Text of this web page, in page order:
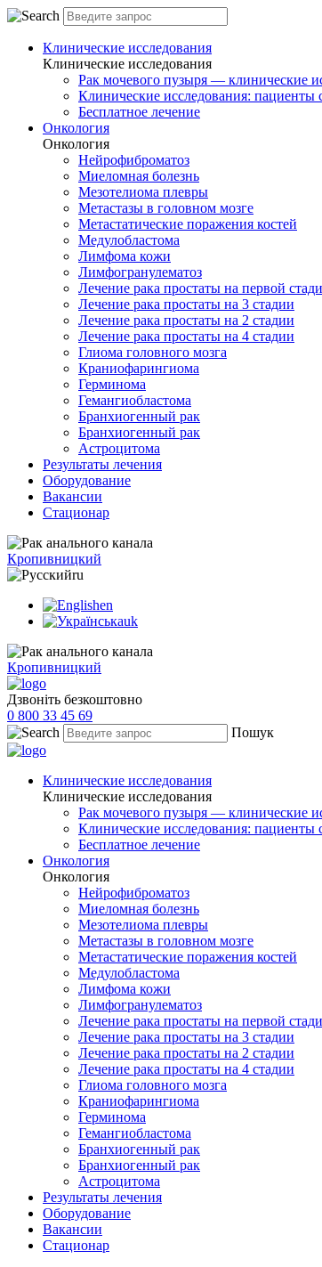
Клинические исследования
Клинические исследования
Рак мочевого пузыря — клинические
Клинические исследования: пациенты
Бесплатное лечение
Онкология
Онкология
Нейрофиброматоз
Миеломная болезнь
Мезотелиома плевры
Метастазы в головном мозге
Метастатические поражения костей
Медулобластома
Лимфома кожи
Лимфогранулематоз
Лечение рака простаты на первой
Лечение рака простаты на 3 стадии
Лечение рака простаты на 2 стадии
Лечение рака простаты на 4 стадии
Глиома головного мозга
Краниофарингиома
Герминома
Гемангиобластома
Бранхиогенный рак
Бранхиогенный рак
Астроцитома
Результаты лечения
Оборудование
Вакансии
Стационар
Кропивницкий
ru
en
uk
Кропивницкий
Дзвоніть безкоштовно
0 800 33 45 69
Пошук
Клинические исследования
Клинические исследования
Рак мочевого пузыря — клинические
Клинические исследования: пациенты
Бесплатное лечение
Онкология
Онкология
Нейрофиброматоз
Миеломная болезнь
Мезотелиома плевры
Метастазы в головном мозге
Метастатические поражения костей
Медулобластома
Лимфома кожи
Лимфогранулематоз
Лечение рака простаты на первой
Лечение рака простаты на 3 стадии
Лечение рака простаты на 2 стадии
Лечение рака простаты на 4 стадии
Глиома головного мозга
Краниофарингиома
Герминома
Гемангиобластома
Бранхиогенный рак
Бранхиогенный рак
Астроцитома
Результаты лечения
Оборудование
Вакансии
Стационар